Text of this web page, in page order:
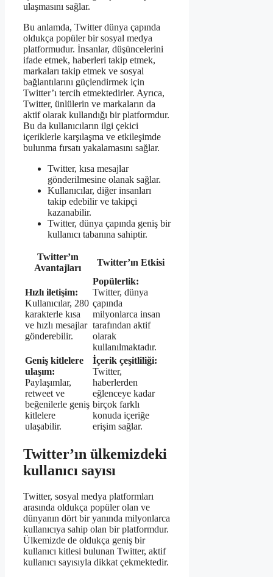
ulaşmasını sağlar.
Bu anlamda, Twitter dünya çapında
oldukça popüler bir sosyal medya
platformudur. İnsanlar, düşüncelerini
ifade etmek, haberleri takip etmek,
markaları takip etmek ve sosyal
bağlantılarını güçlendirmek için
Twitter’ı tercih etmektedirler. Ayrıca,
Twitter, ünlülerin ve markaların da
aktif olarak kullandığı bir platformdur.
Bu da kullanıcıların ilgi çekici
içeriklerle karşılaşma ve etkileşimde
bulunma fırsatı yakalamasını sağlar.
Twitter, kısa mesajlar
gönderilmesine olanak sağlar.
Kullanıcılar, diğer insanları
takip edebilir ve takipçi
kazanabilir.
Twitter, dünya çapında geniş bir
kullanıcı tabanına sahiptir.
Twitter’ın
Avantajları
Twitter’ın Etkisi
Hızlı iletişim:
Kullanıcılar, 280
karakterle kısa
ve hızlı mesajlar
gönderebilir.
Popülerlik:
Twitter, dünya
çapında
milyonlarca insan
tarafından aktif
olarak
kullanılmaktadır.
Geniş kitlelere
ulaşım:
Paylaşımlar,
retweet ve
beğenilerle geniş
kitlelere
ulaşabilir.
İçerik çeşitliliği:
Twitter,
haberlerden
eğlenceye kadar
birçok farklı
konuda içeriğe
erişim sağlar.
Twitter’ın ülkemizdeki
kullanıcı sayısı
Twitter, sosyal medya platformları
arasında oldukça popüler olan ve
dünyanın dört bir yanında milyonlarca
kullanıcıya sahip olan bir platformdur.
Ülkemizde de oldukça geniş bir
kullanıcı kitlesi bulunan Twitter, aktif
kullanıcı sayısıyla dikkat çekmektedir.